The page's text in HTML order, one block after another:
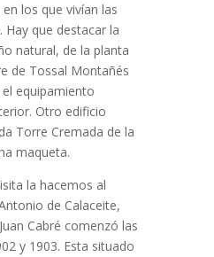
los que vivían las
Hay que destacar la
natural, de la planta
de Tossal Montañés
el equipamiento
Otro edificio
Torre Cremada de la
maqueta.
la hacemos al
de Calaceite,
Cabré comenzó las
y 1903. Esta situado